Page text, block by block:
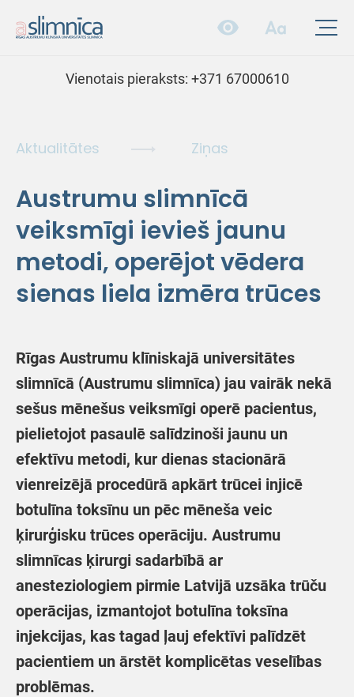
Vienotais pieraksts: +371 67000610
Aktualitātes Ziņas
Austrumu slimnīcā
veiksmīgi ievieš jaunu
metodi, operējot vēdera
sienas liela izmēra trūces
Rīgas Austrumu klīniskajā universitātes
slimnīcā (Austrumu slimnīca) jau vairāk nekā
sešus mēnešus veiksmīgi operē pacientus,
pielietojot pasaulē salīdzinoši jaunu un
efektīvu metodi, kur dienas stacionārā
vienreizējā procedūrā apkārt trūcei injicē
botulīna toksīnu un pēc mēneša veic
ķirurģisku trūces operāciju. Austrumu
slimnīcas ķirurgi sadarbībā ar
anesteziologiem pirmie Latvijā uzsāka trūču
operācijas, izmantojot botulīna toksīna
injekcijas, kas tagad ļauj efektīvi palīdzēt
pacientiem un ārstēt komplicētas veselības
problēmas.